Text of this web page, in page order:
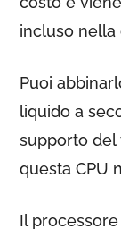
incluso nella
Puoi
liquido a
supporto del
questa CPU
Il